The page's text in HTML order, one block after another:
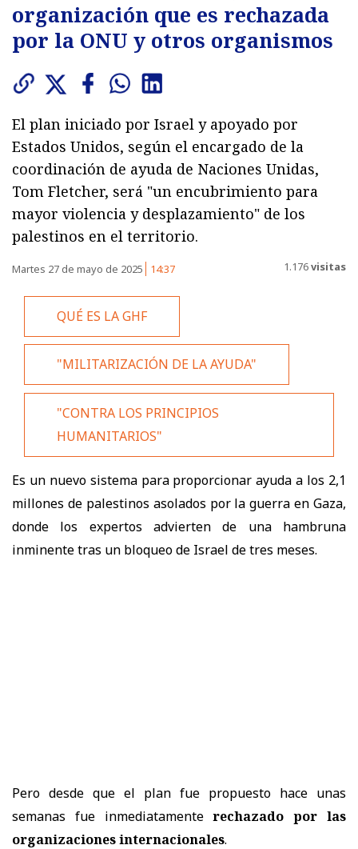
organización que es rechazada
por la ONU y otros organismos
El plan iniciado por Israel y apoyado por
Estados Unidos, según el encargado de la
coordinación de ayuda de Naciones Unidas,
Tom Fletcher, será "un encubrimiento para
mayor violencia y desplazamiento" de los
palestinos en el territorio.
Martes 27 de mayo de 2025 14:37 1.176visitas
QUÉ ES LA GHF
"MILITARIZACIÓN DE LA AYUDA"
"CONTRA LOS PRINCIPIOS
HUMANITARIOS"
Es un nuevo sistema para proporcionar ayuda a los 2,1
millones de palestinos asolados por la guerra en Gaza,
donde los expertos advierten de una hambruna
inminente tras un bloqueo de Israel de tres meses.
Pero desde que el plan fue propuesto hace unas
semanas fue inmediatamenterechazado por las
organizaciones internacionales.